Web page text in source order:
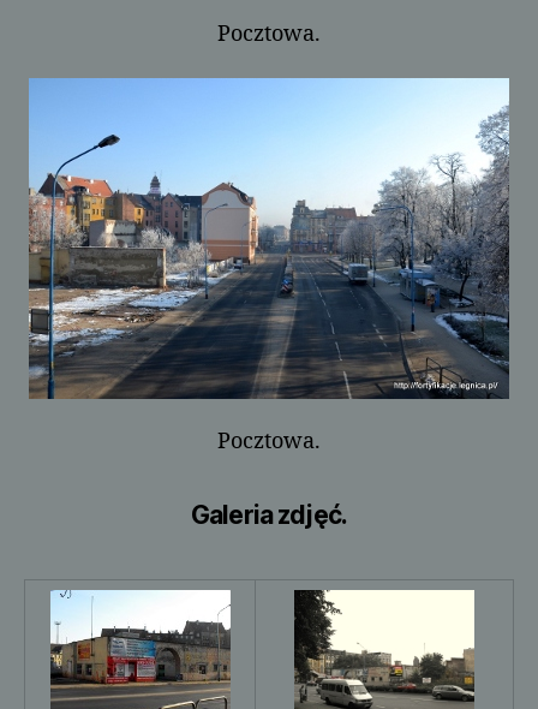
Pocztowa.
Pocztowa.
Galeria zdjęć.